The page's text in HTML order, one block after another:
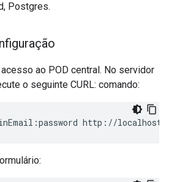
Postgres.
ao POD central. No servidor
o seguinte CURL: comando:
http://